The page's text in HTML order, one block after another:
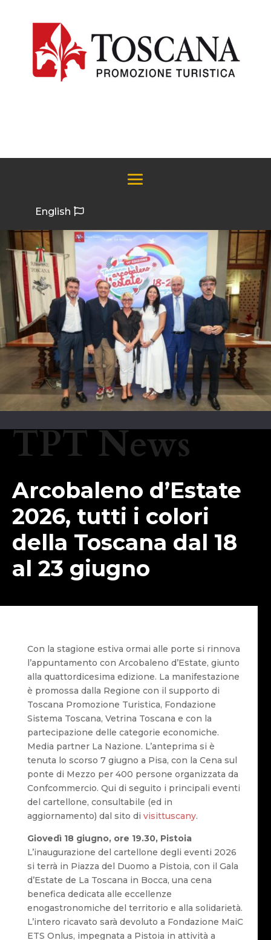
English
TPT News
Arcobaleno d’Estate
2026, tutti i colori
della Toscana dal 18
al 23 giugno
Con la stagione estiva ormai alle porte si rinnova
l’appuntamento con Arcobaleno d’Estate, giunto
alla quattordicesima edizione. La manifestazione
è promossa dalla Regione con il supporto di
Toscana Promozione Turistica, Fondazione
Sistema Toscana, Vetrina Toscana e con la
partecipazione delle categorie economiche.
Media partner La Nazione. L’anteprima si è
tenuta lo scorso 7 giugno a Pisa, con la Cena sul
ponte di Mezzo per 400 persone organizzata da
Confcommercio. Qui di seguito i principali eventi
del cartellone, consultabile (ed in
aggiornamento) dal sito di visittuscany.
Giovedì 18 giugno, ore 19.30, Pistoia
L’inaugurazione del cartellone degli eventi 2026
si terrà in Piazza del Duomo a Pistoia, con il Gala
d’Estate de La Toscana in Bocca, una cena
benefica dedicata alle eccellenze
enogastronomiche del territorio e alla solidarietà.
L’intero ricavato sarà devoluto a Fondazione MaiC
ETS Onlus, impegnata a Pistoia in attività a